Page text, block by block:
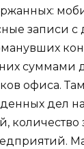
записи
суммами
офиса.
дел на
количество